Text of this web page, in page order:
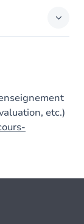
etc.)